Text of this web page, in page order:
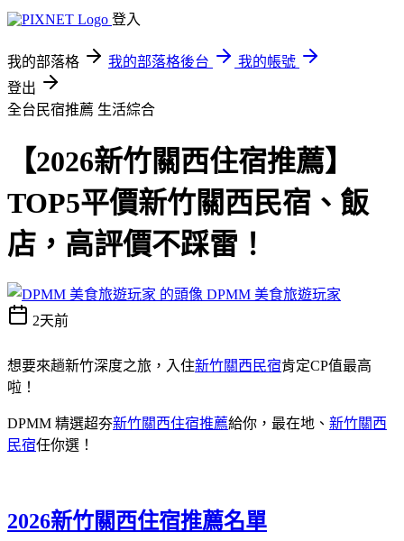
登入
我的部落格 我的部落格後台
我的帳號
登出
全台民宿推薦 生活綜合
【2026新竹關西住宿推薦】
TOP5平價新竹關西民宿、飯
店，高評價不踩雷！
DPMM 美食旅遊玩家
2天前
想要來趟新竹深度之旅，入住新竹關西民宿肯定CP值最高
啦！
DPMM 精選超夯新竹關西住宿推薦給你，最在地、 新竹關西
民宿任你選！
2026新竹關西住宿推薦名單